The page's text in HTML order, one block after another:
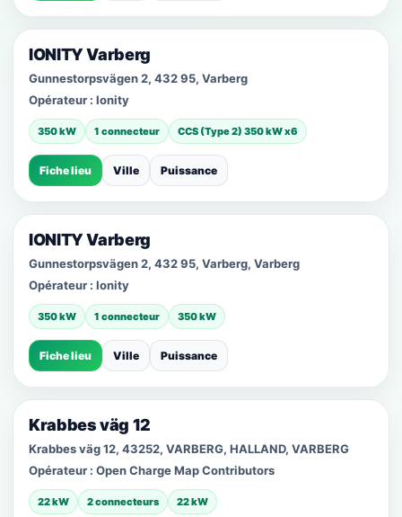
IONITY Varberg
Gunnestorpsvägen 2, 432 95, Varberg
Opérateur : Ionity
350 kW 1 connecteur CCS (Type 2) 350 kW x6
Fiche lieu Ville Puissance
IONITY Varberg
Gunnestorpsvägen 2, 432 95, Varberg, Varberg
Opérateur : Ionity
350 kW 1 connecteur 350 kW
Fiche lieu Ville Puissance
Krabbes väg 12
Krabbes väg 12, 43252, VARBERG, HALLAND, VARBERG
Opérateur : Open Charge Map Contributors
22 kW 2 connecteurs 22 kW